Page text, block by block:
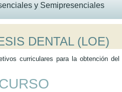
y Semipresenciales
DENTAL (LOE)
curriculares para la obtención